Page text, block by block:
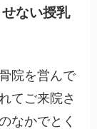
ない授乳
院を営んで
てご来院さ
なかでとく